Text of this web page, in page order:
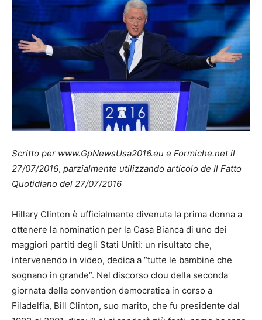
Scritto per www.GpNewsUsa2016.eu e Formiche.net il
27/07/2016, parzialmente utilizzando articolo de Il Fatto
Quotidiano del 27/07/2016
Hillary Clinton è ufficialmente divenuta la prima donna a
ottenere la nomination per la Casa Bianca di uno dei
maggiori partiti degli Stati Uniti: un risultato che,
intervenendo in video, dedica a “tutte le bambine che
sognano in grande”. Nel discorso clou della seconda
giornata della convention democratica in corso a
Filadelfia, Bill Clinton, suo marito, che fu presidente dal